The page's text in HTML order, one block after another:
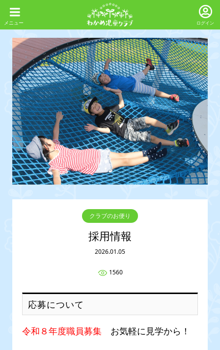
ログイン
クラブのお便り
採用情報
2026.01.05
1560
応募について
令和８年度職員募集お気軽に見学から！